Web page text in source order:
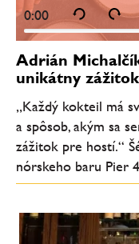
0:00
Adrián
unikátny zážitok
„Každý kokteil má
a spôsob, akým sa
zážitok pre hostí.“
nórskeho baru Pier